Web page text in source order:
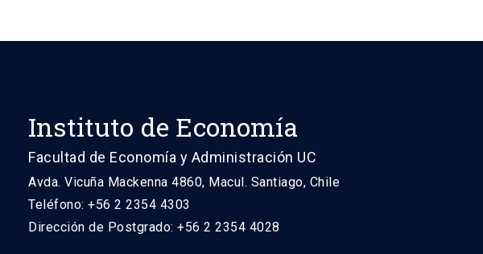
Instituto de Economía
Facultad de Economía y Administración UC
Avda. Vicuña Mackenna 4860, Macul. Santiago, Chile
Teléfono: +56 2 2354 4303
Dirección de Postgrado: +56 2 2354 4028